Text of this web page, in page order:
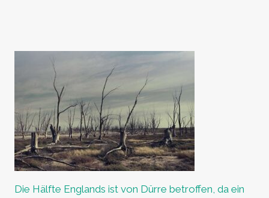
Die Hälfte Englands ist von Dürre betroffen, da ein